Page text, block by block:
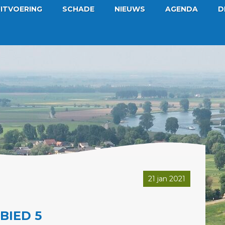
SCHADE NIEUWS AGENDA
5
21 jan 2021